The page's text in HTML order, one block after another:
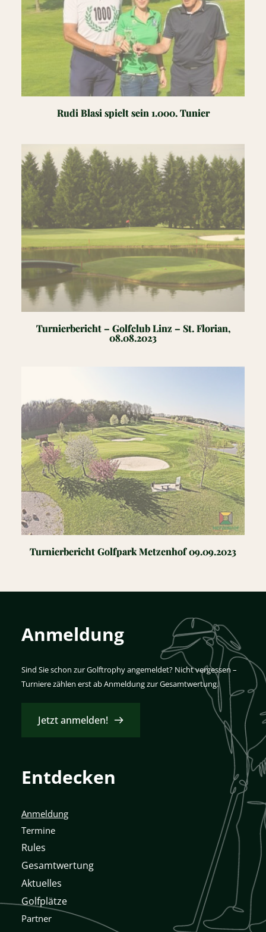
Rudi Blasi spielt sein 1.000. Tunier
Turnierbericht – Golfclub Linz – St. Florian,
08.08.2023
Turnierbericht Golfpark Metzenhof 09.09.2023
Anmeldung
Sind Sie schon zur Golftrophy angemeldet? Nicht vergessen –
Turniere zählen erst ab Anmeldung zur Gesamtwertung.
Jetzt anmelden!
Entdecken
Anmeldung
Termine
Rules
Gesamtwertung
Aktuelles
Golfplätze
Partner